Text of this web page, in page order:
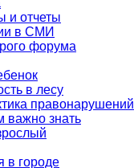
и отчеты
в СМИ
форума
в лесу
правонарушений
важно знать
в городе